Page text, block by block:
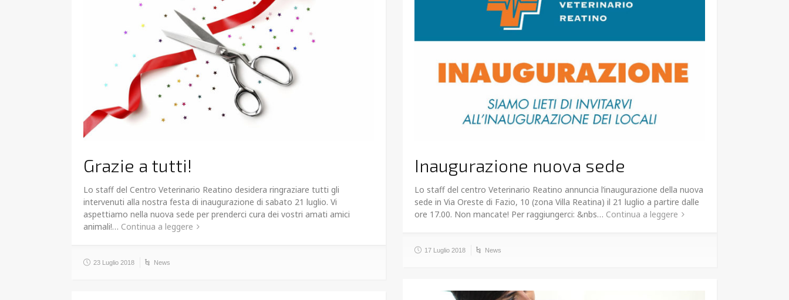
Grazie a tutti!
Lo staff del Centro Veterinario Reatino desidera ringraziare tutti gli
intervenuti alla nostra festa di inaugurazione di sabato 21 luglio. Vi
aspettiamo nella nuova sede per prenderci cura dei vostri amati amici
animali!… Continua a leggere
23 Luglio 2018 News
Inaugurazione nuova sede
Lo staff del centro Veterinario Reatino annuncia l’inaugurazione della nuova
sede in Via Oreste di Fazio, 10 (zona Villa Reatina) il 21 luglio a partire dalle
ore 17.00. Non mancate! Per raggiungerci: &nbs… Continua a leggere
17 Luglio 2018 News